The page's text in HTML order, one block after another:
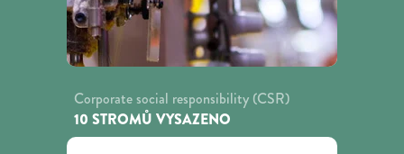
Corporate social responsibility (CSR)
10 STROMŮ VYSAZENO